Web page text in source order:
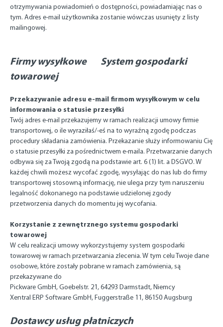
otrzymywania powiadomień o dostępności, powiadamiając nas o
tym. Adres e-mail użytkownika zostanie wówczas usunięty z listy
mailingowej.
Firmy wysyłkowe
System gospodarki
towarowej
Przekazywanie adresu e-mail firmom wysyłkowym w celu
informowania o statusie przesyłki
Twój adres e-mail przekazujemy w ramach realizacji umowy firmie
transportowej, o ile wyraziłaś/-eś na to wyraźną zgodę podczas
procedury składania zamówienia. Przekazanie służy informowaniu Cię
o statusie przesyłki za pośrednictwem e-maila. Przetwarzanie danych
odbywa się za Twoją zgodą na podstawie art. 6 (1) lit. a DSGVO. W
każdej chwili możesz wycofać zgodę, wysyłając do nas lub do firmy
transportowej stosowną informację, nie ulega przy tym naruszeniu
legalność dokonanego na podstawie udzielonej zgody
przetworzenia danych do momentu jej wycofania.
Korzystanie z zewnętrznego systemu gospodarki
towarowej
W celu realizacji umowy wykorzystujemy system gospodarki
towarowej w ramach przetwarzania zlecenia. W tym celu Twoje dane
osobowe, które zostały pobrane w ramach zamówienia, są
przekazywane do
Pickware GmbH, Goebelstr. 21, 64293 Darmstadt, Niemcy
Xentral ERP Software GmbH, Fuggerstraße 11, 86150 Augsburg
Dostawcy usług płatniczych